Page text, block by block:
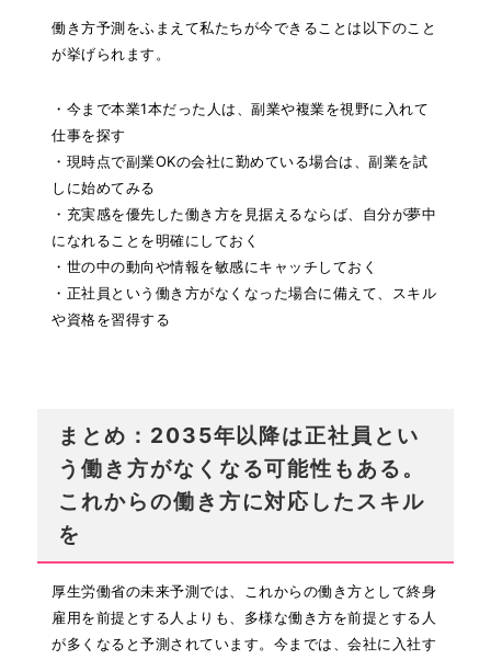
働き方予測をふまえて私たちが今できることは以下のこと
が挙げられます。
・今まで本業1本だった人は、副業や複業を視野に入れて
仕事を探す
・現時点で副業OKの会社に勤めている場合は、副業を試
しに始めてみる
・充実感を優先した働き方を見据えるならば、自分が夢中
になれることを明確にしておく
・世の中の動向や情報を敏感にキャッチしておく
・正社員という働き方がなくなった場合に備えて、スキル
や資格を習得する
まとめ：2035年以降は正社員とい
う働き方がなくなる可能性もある。
これからの働き方に対応したスキル
を
厚生労働省の未来予測では、これからの働き方として終身
雇用を前提とする人よりも、多様な働き方を前提とする人
が多くなると予測されています。今までは、会社に入社す